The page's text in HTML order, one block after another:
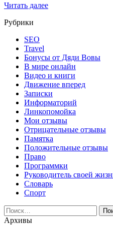
Читать далее
Рубрики
SEO
Travel
Бонусы от Дяди Вовы
В мире онлайн
Видео и книги
Движение вперед
Записки
Информаторий
Линкопомойка
Мои отзывы
Отрицательные отзывы
Памятка
Положительные отзывы
Право
Программки
Руководитель своей
Словарь
Спорт
Найти:
Архивы